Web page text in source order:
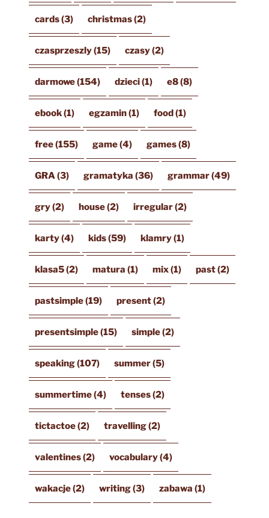
cards(3) christmas(2)
czasprzeszly(15) czasy(2)
darmowe(154) dzieci(1) e8(8)
ebook(1) egzamin(1) food(1)
free(155) game(4) games(8)
GRA (3) gramatyka (36) grammar(49)
gry(2) house(2) irregular(2)
karty(4) kids(59) klamry(1)
klasa5(2) matura (1) mix(1) past(2)
pastsimple(19) present(2)
presentsimple(15) simple(2)
speaking(107) summer(5)
summertime(4) tenses(2)
tictactoe(2) travelling(2)
valentines(2) vocabulary(4)
wakacje(2) writing(3) zabawa (1)